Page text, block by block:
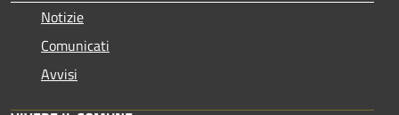
Notizie
Comunicati
Avvisi